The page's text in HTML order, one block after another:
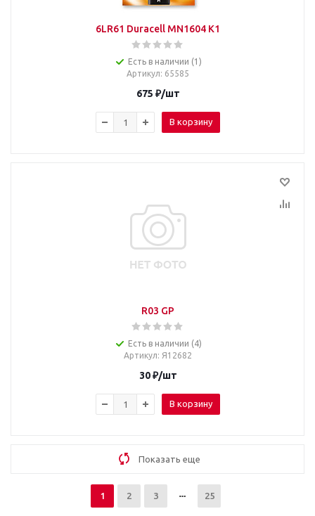
6LR61 Duracell MN1604 K1
Есть в наличии (1)
Артикул: 65585
675 ₽/шт
В корзину
R03 GP
Есть в наличии (4)
Артикул: Я12682
30₽/шт
В корзину
Показать еще
1 2 3 25